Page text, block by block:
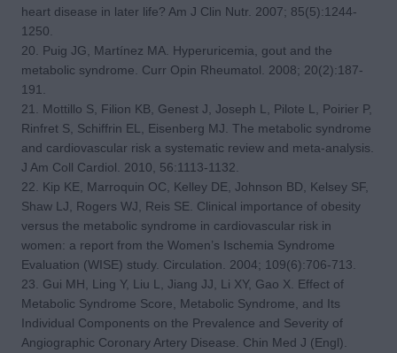
heart disease in later life? Am J Clin Nutr. 2007; 85(5):1244-
1250.
20. Puig JG, Martínez MA. Hyperuricemia, gout and the
metabolic syndrome. Curr Opin Rheumatol. 2008; 20(2):187-
191.
21. Mottillo S, Filion KB, Genest J, Joseph L, Pilote L, Poirier P,
Rinfret S, Schiffrin EL, Eisenberg MJ. The metabolic syndrome
and cardiovascular risk a systematic review and meta-analysis.
J Am Coll Cardiol. 2010, 56:1113-1132.
22. Kip KE, Marroquin OC, Kelley DE, Johnson BD, Kelsey SF,
Shaw LJ, Rogers WJ, Reis SE. Clinical importance of obesity
versus the metabolic syndrome in cardiovascular risk in
women: a report from the Women’s Ischemia Syndrome
Evaluation (WISE) study. Circulation. 2004; 109(6):706-713.
23. Gui MH, Ling Y, Liu L, Jiang JJ, Li XY, Gao X. Effect of
Metabolic Syndrome Score, Metabolic Syndrome, and Its
Individual Components on the Prevalence and Severity of
Angiographic Coronary Artery Disease. Chin Med J (Engl).